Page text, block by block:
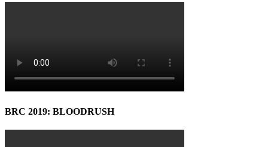
BRC 2019: BLOODRUSH